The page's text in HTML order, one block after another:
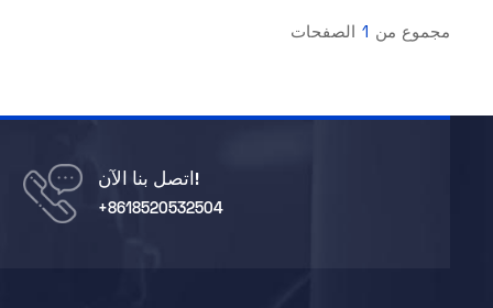
مجموع من 1 الصفحات
اتصل بنا الآن!
+8618520532504